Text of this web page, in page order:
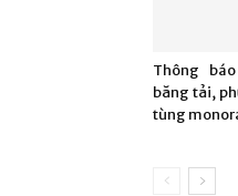
Danh
Thông
băng tải,
tùng